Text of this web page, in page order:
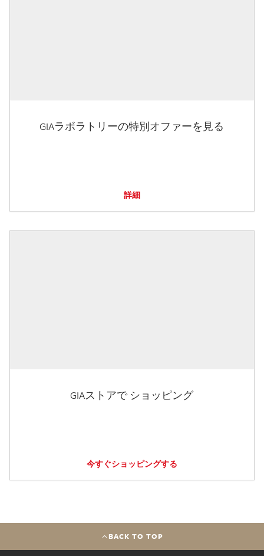
GIAラボラトリーの特別オファーを見る
詳細
GIAストアで ショッピング
今すぐショッピングする
BACK TO TOP